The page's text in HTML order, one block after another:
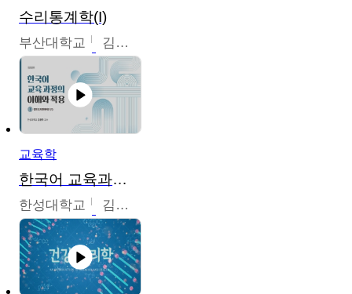
수리통계학(I)
부산대학교 김충락
교육학
한국어 교육과정의 이해와 적용
한성대학교 김윤주